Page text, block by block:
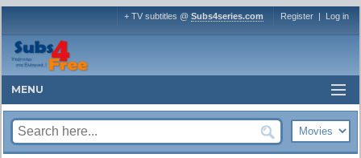
+ TV subtitles @ Subs4series.com Register | Log in
MENU